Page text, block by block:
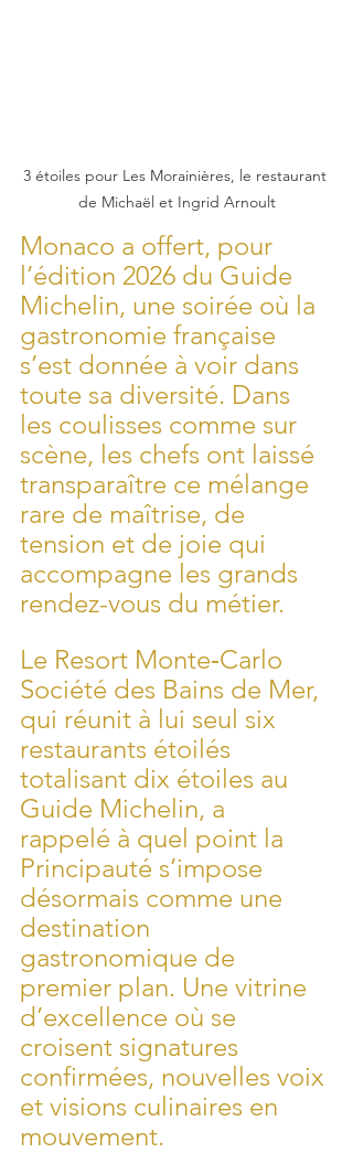
3 étoiles pour Les Morainières, le restaurant
de Michaël et Ingrid Arnoult
Monaco a offert, pour
l’édition 2026 du Guide
Michelin, une soirée où la
gastronomie française
s’est donnée à voir dans
toute sa diversité. Dans
les coulisses comme sur
scène, les chefs ont laissé
transparaître ce mélange
rare de maîtrise, de
tension et de joie qui
accompagne les grands
rendez-vous du métier.
Le Resort Monte‑Carlo
Société des Bains de Mer,
qui réunit à lui seul six
restaurants étoilés
totalisant dix étoiles au
Guide Michelin, a
rappelé à quel point la
Principauté s’impose
désormais comme une
destination
gastronomique de
premier plan. Une vitrine
d’excellence où se
croisent signatures
confirmées, nouvelles voix
et visions culinaires en
mouvement.